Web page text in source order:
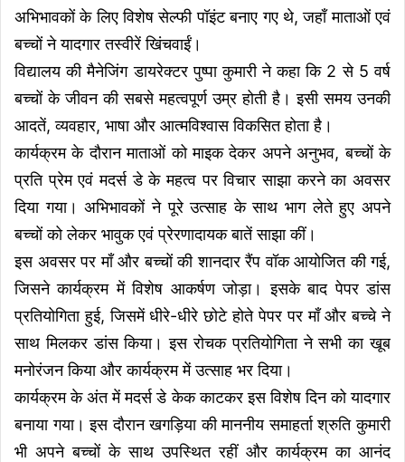
अभिभावकों के लिए विशेष सेल्फी पॉइंट बनाए गए थे, जहाँ माताओं एवं
बच्चों ने यादगार तस्वीरें खिंचवाईं।
विद्यालय की मैनेजिंग डायरेक्टर पुष्पा कुमारी ने कहा कि 2 से 5 वर्ष
बच्चों के जीवन की सबसे महत्वपूर्ण उम्र होती है। इसी समय उनकी
आदतें, व्यवहार, भाषा और आत्मविश्वास विकसित होता है।
कार्यक्रम के दौरान माताओं को माइक देकर अपने अनुभव, बच्चों के
प्रति प्रेम एवं मदर्स डे के महत्व पर विचार साझा करने का अवसर
दिया गया। अभिभावकों ने पूरे उत्साह के साथ भाग लेते हुए अपने
बच्चों को लेकर भावुक एवं प्रेरणादायक बातें साझा कीं।
इस अवसर पर माँ और बच्चों की शानदार रैंप वॉक आयोजित की गई,
जिसने कार्यक्रम में विशेष आकर्षण जोड़ा। इसके बाद पेपर डांस
प्रतियोगिता हुई, जिसमें धीरे-धीरे छोटे होते पेपर पर माँ और बच्चे ने
साथ मिलकर डांस किया। इस रोचक प्रतियोगिता ने सभी का खूब
मनोरंजन किया और कार्यक्रम में उत्साह भर दिया।
कार्यक्रम के अंत में मदर्स डे केक काटकर इस विशेष दिन को यादगार
बनाया गया। इस दौरान खगड़िया की माननीय समाहर्ता श्रुति कुमारी
भी अपने बच्चों के साथ उपस्थित रहीं और कार्यक्रम का आनंद